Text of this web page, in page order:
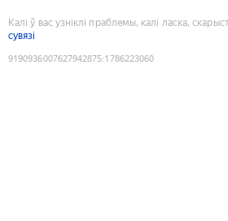
Калі ў вас узніклі праблемы, калі ласка,
сувязі
9190936007627942875:1786223060